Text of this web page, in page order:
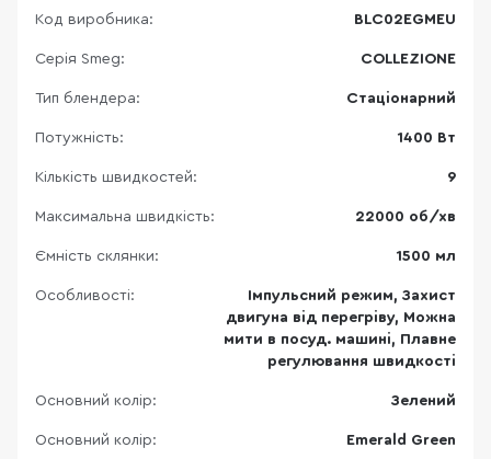
Код виробника: BLC02EGMEU
Серія Smeg: COLLEZIONE
Тип блендера: Стаціонарний
Потужність: 1400 Вт
Кількість швидкостей: 9
Максимальна швидкість: 22000 об/хв
Ємність склянки: 1500 мл
Особливості:
Імпульсний режим, Захист
двигуна від перегріву, Можна
мити в посуд. машині, Плавне
регулювання швидкості
Основний колір: Зелений
Основний колір: Emerald Green